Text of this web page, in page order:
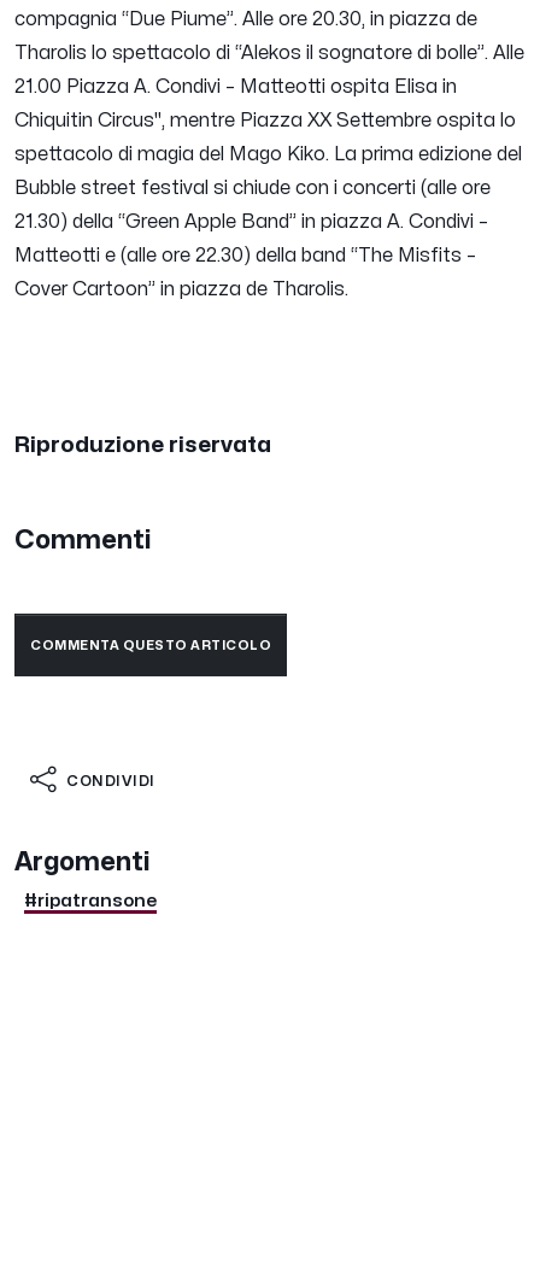
compagnia “Due Piume”. Alle ore 20.30, in piazza de
Tharolis lo spettacolo di “Alekos il sognatore di bolle”. Alle
21.00 Piazza A. Condivi – Matteotti ospita Elisa in
Chiquitin Circus", mentre Piazza XX Settembre ospita lo
spettacolo di magia del Mago Kiko. La prima edizione del
Bubble street festival si chiude con i concerti (alle ore
21.30) della “Green Apple Band” in piazza A. Condivi –
Matteotti e (alle ore 22.30) della band “The Misfits –
Cover Cartoon” in piazza de Tharolis.
Riproduzione riservata
Commenti
COMMENTA QUESTO ARTICOLO
CONDIVIDI
Argomenti
#ripatransone